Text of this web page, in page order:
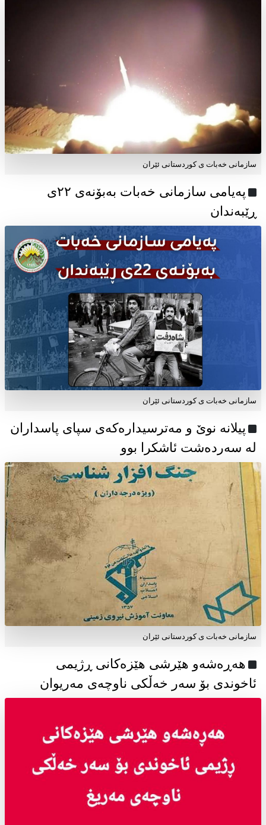
سازمانی خەبات ی کوردستانی ئێران
پەیامی سازمانی خەبات بەبۆنەی ۲۲ی
ڕێبەندان
سازمانی خەبات ی كوردستانی ئێران
پیلانە نوێ و مەترسیدارەکەی سپای پاسداران
لە سەردەشت ئاشکرا بوو
سازمانی خەبات ی كوردستانی ئێران
هەڕەشەو هێرشی هێزەکانی ڕژیمی
ئاخوندی بۆ سەر خەڵکی ناوچەی مەریوان